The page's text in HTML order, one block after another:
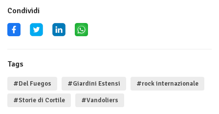
Condividi
Tags
#Del Fuegos #Giardini Estensi #rock internazionale
#Storie di Cortile #Vandoliers